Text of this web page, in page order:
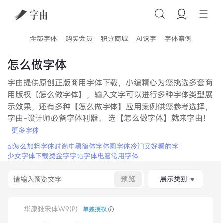
全部字体 购买会员 积分商城 AI识字 字体案例
怎么做字体
字由提供原创正版商用字体下载，小编精心为您挑选多套商
用版权【怎么做字体】，输入文字可以进行多种字体类型展
示效果，还有多种【怎么做字体】应用案例供您参考选择，
字由-设计师必备字体利器， 选【怎么做字体】就来字由！
更多字体
ai怎么加粗字体时尚中黑简体字体圆字体冷门又好看的字
少女字体下载烫金字字帖字体电脑常用字体
预览 展示类别
华康雅宋体W9(P) 单独授权